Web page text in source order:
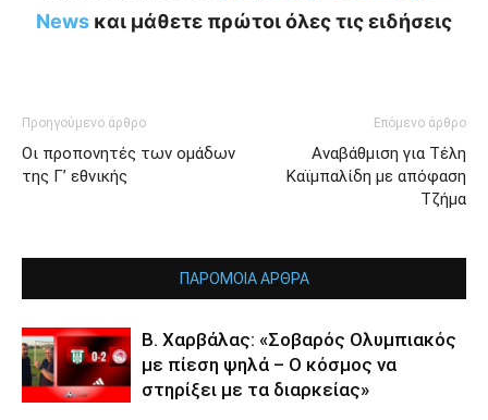
News και μάθετε πρώτοι όλες τις ειδήσεις
Προηγούμενο άρθρο
Οι προπονητές των ομάδων
της Γ’ εθνικής
Επόμενο άρθρο
Αναβάθμιση για Τέλη
Καϊμπαλίδη με απόφαση
Τζήμα
ΠΑΡΟΜΟΙΑ ΑΡΘΡΑ
Β. Χαρβάλας: «Σοβαρός Ολυμπιακός
με πίεση ψηλά – Ο κόσμος να
στηρίξει με τα διαρκείας»